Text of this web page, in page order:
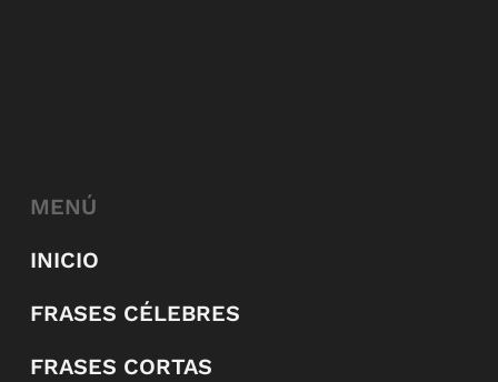
MENÚ
INICIO
FRASES CÉLEBRES
FRASES CORTAS